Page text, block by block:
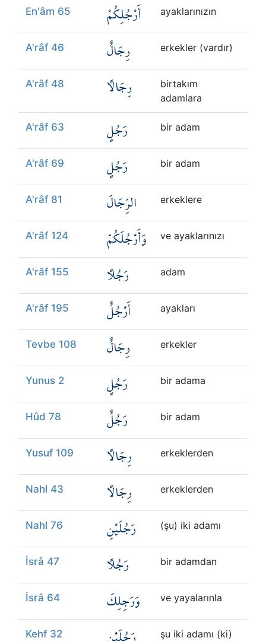
En'âm 65 أَرْجُلِكُمْ ayaklarınızın
A'râf 46 رِجَالٌ erkekler (vardır)
A'râf 48 رِجَالًا
birtakım
adamlara
A'râf 63 رَجُلٍ bir adam
A'râf 69 رَجُلٍ bir adam
A'râf 81 الرِّجَالَ erkeklere
A'râf 124 وَأَرْجُلَكُمْ ve ayaklarınızı
A'râf 155 رَجُلًا adam
A'râf 195 أَرْجُلٌ ayakları
Tevbe 108 رِجَالٌ erkekler
Yunus 2 رَجُلٍ bir adama
Hûd 78 رَجُلٌ bir adam
Yusuf 109 رِجَالًا erkeklerden
Nahl 43 رِجَالًا erkeklerden
Nahl 76 رَجُلَيْنِ (şu) iki adamı
İsrâ 47 رَجُلًا bir adamdan
İsrâ 64 وَرَجِلِكَ ve yayalarınla
Kehf 32 şu iki adamı (ki)